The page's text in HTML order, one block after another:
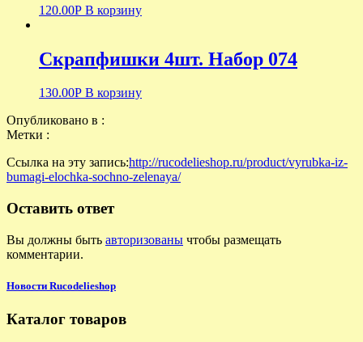
120.00Р В корзину
Скрапфишки 4шт. Набор 074
130.00Р В корзину
Опубликовано в :
Метки :
Ссылка на эту запись:http://rucodelieshop.ru/product/vyrubka-iz-
bumagi-elochka-sochno-zelenaya/
Оставить ответ
Вы должны быть авторизованы чтобы размещать
комментарии.
Новости Rucodelieshop
Каталог товаров